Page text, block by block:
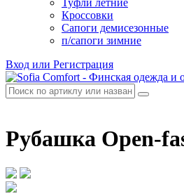
Туфли летние
Кроссовки
Сапоги демисезонные
п/сапоги зимние
Вход или Регистрация
Рубашка Open-